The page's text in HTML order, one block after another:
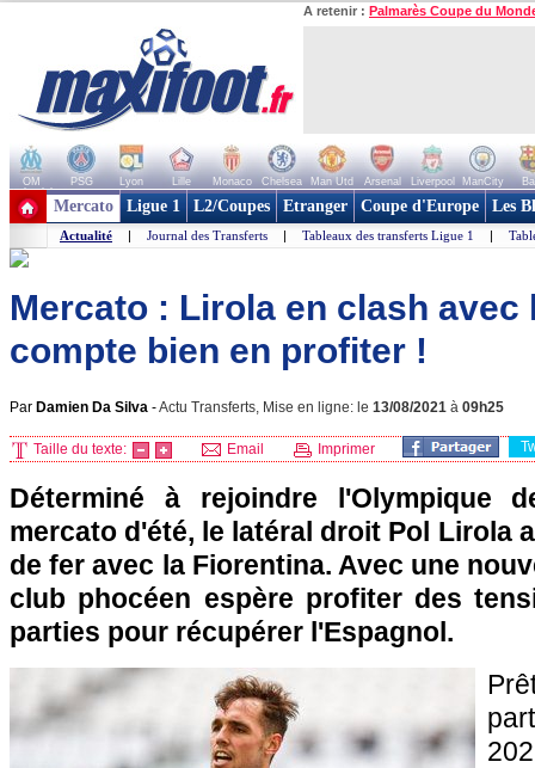
A retenir : Palmarès Coupe du
OM PSG Lyon Lille Monaco Chelsea Man Utd Arsenal Liverpool ManCity
+ de clubs
Mercato Ligue 1 L2/Coupes Etranger Coupe d'Europe Les
Actualité | Journal des Transferts | Tableaux des transferts Ligue 1 |
Mercato : Lirola en clash avec
compte bien en profiter !
Par Damien Da Silva -Actu Transferts, Mise en ligne: le 13/08/2021 à 09h25
Taille du texte: Email Imprimer
Déterminé à rejoindre l'Olympique
mercato d'été, le latéral droit Pol Lirola
de fer avec la Fiorentina. Avec une
club phocéen espère profiter des
parties pour récupérer l'Espagnol.